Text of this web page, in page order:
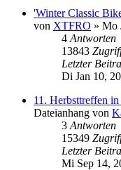
'Winter Classic
von XTFRO » Mo
4 Antworten
13843
Letzter
Di Jan 10,
11. Herbsttreffen
Dateianhang von
3 Antworten
15349
Letzter
Mi Sep 14,